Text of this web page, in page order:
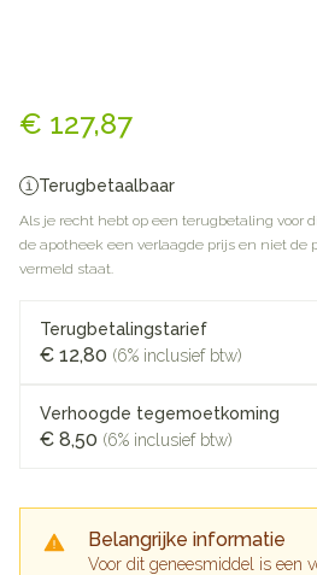
€ 127,87
Terugbetaalbaar
Als je recht hebt op een terugbetaling voor
de apotheek een verlaagde prijs en niet de
vermeld staat.
Terugbetalingstarief
€ 12,80 (6% inclusief btw)
Verhoogde tegemoetkoming
€ 8,50 (6% inclusief btw)
Belangrijke informatie
Voor dit geneesmiddel is een